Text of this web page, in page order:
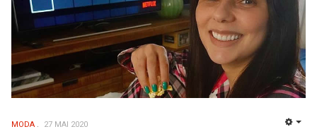
MODA 27 MAI 2020